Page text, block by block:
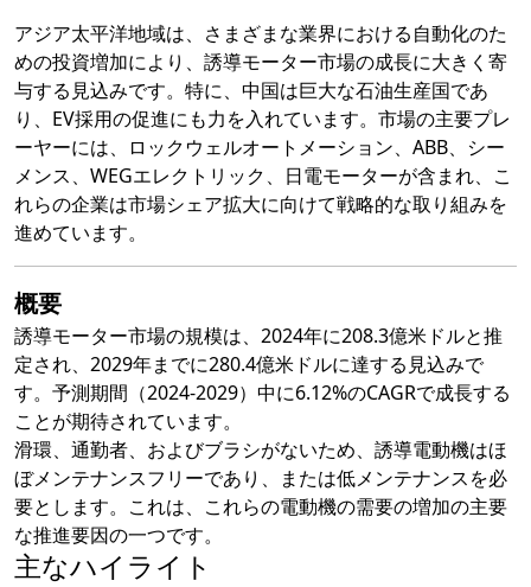
アジア太平洋地域は、さまざまな業界における自動化のた
めの投資増加により、誘導モーター市場の成長に大きく寄
与する見込みです。特に、中国は巨大な石油生産国であ
り、EV採用の促進にも力を入れています。市場の主要プレ
ーヤーには、ロックウェルオートメーション、ABB、シー
メンス、WEGエレクトリック、日電モーターが含まれ、こ
れらの企業は市場シェア拡大に向けて戦略的な取り組みを
進めています。
概要
誘導モーター市場の規模は、2024年に208.3億米ドルと推
定され、2029年までに280.4億米ドルに達する見込みで
す。予測期間（2024-2029）中に6.12%のCAGRで成長する
ことが期待されています。
滑環、通勤者、およびブラシがないため、誘導電動機はほ
ぼメンテナンスフリーであり、または低メンテナンスを必
要とします。これは、これらの電動機の需要の増加の主要
な推進要因の一つです。
主なハイライト